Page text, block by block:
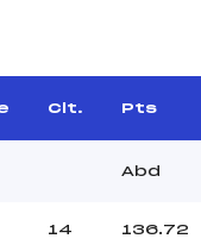
Clt. Pts
Abd
14 136.72